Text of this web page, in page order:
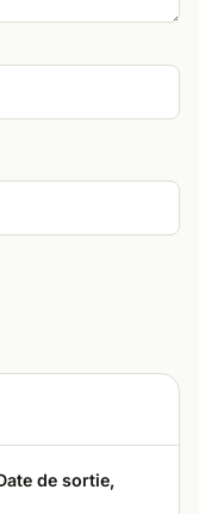
de sortie,